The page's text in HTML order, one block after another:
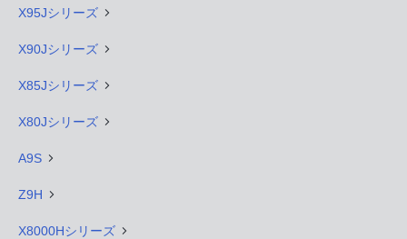
X95Jシリーズ
X90Jシリーズ
X85Jシリーズ
X80Jシリーズ
A9S
Z9H
X8000Hシリーズ